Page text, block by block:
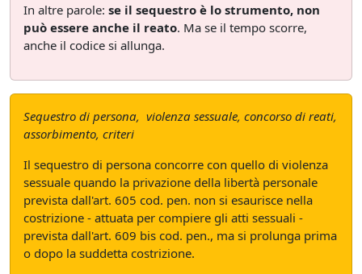
In altre parole: se il sequestro è lo strumento, non
può essere anche il reato. Ma se il tempo scorre,
anche il codice si allunga.
Sequestro di persona, violenza sessuale, concorso di reati,
assorbimento, criteri
Il sequestro di persona concorre con quello di violenza
sessuale quando la privazione della libertà personale
prevista dall'art. 605 cod. pen. non si esaurisce nella
costrizione - attuata per compiere gli atti sessuali -
prevista dall'art. 609 bis cod. pen., ma si prolunga prima
o dopo la suddetta costrizione.